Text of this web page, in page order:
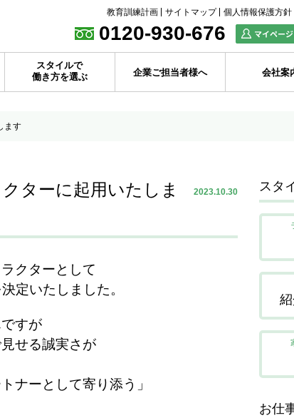
教育訓練計画 サイトマップ 個人情報保護方針
0120-930-676
スタイルで
働き方を選ぶ
企業ご担当者様へ 会社案
ます
ターに起用いたしま
2023.10.30
クターとして
定いたしました。
すが
せる誠実さが
ナーとして寄り添う」
スタ
お仕